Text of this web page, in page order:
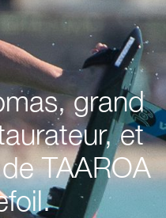
grand
et
TAAROA